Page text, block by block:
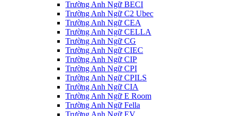
Trường Anh Ngữ BECI
Trường Anh Ngữ C2 Ubec
Trường Anh Ngữ CEA
Trường Anh Ngữ CELLA
Trường Anh Ngữ CG
Trường Anh Ngữ CIEC
Trường Anh Ngữ CIP
Trường Anh Ngữ CPI
Trường Anh Ngữ CPILS
Trường Anh Ngữ CIA
Trường Anh Ngữ E Room
Trường Anh Ngữ Fella